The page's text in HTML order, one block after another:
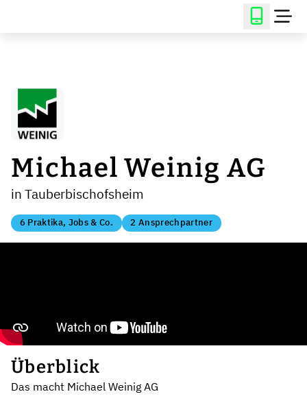
Michael Weinig AG
in Tauberbischofsheim
6 Praktika, Jobs & Co. 2 Ansprechpartner
Überblick
Das macht Michael Weinig AG